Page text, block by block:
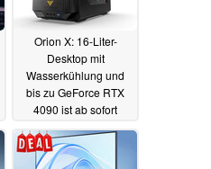
Orion X: 16-Liter-
Desktop mit
Wasserkühlung und
bis zu GeForce RTX
4090 ist ab sofort
einfach modifizieren
30.11.2023